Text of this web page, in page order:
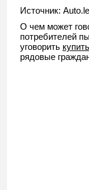
Источник:
О чем может
потребителей
уговорить
рядовые